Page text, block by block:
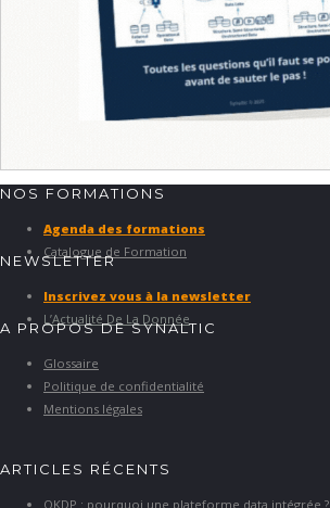
NOS FORMATIONS
Agenda des formations
Catalogue de Formation
NEWSLETTER
Inscrivez vous à la newsletter
L’Actualité De La Donnée
A PROPOS DE SYNALTIC
Glossaire
Politique de confidentialité
Mentions légales
ARTICLES RÉCENTS
OKDP : pourquoi une plateforme data intégrée ?